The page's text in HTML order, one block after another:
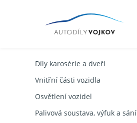
Díly karosérie a dveří
Vnitřní části vozidla
Osvětlení vozidel
Palivová soustava, výfuk a sání